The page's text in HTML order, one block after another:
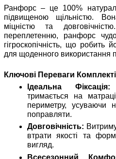
Ранфорс – це 100%
підвищеною щільністю.
міцністю та
переплетенню, ранфорс
гігроскопічність, що
для щоденного використання
Ключові Переваги
Ідеальна Фіксація:
тримається на
периметру, усуваючи
поправляти.
Довговічність:
втрати якості та
вигляд.
Всесезонний